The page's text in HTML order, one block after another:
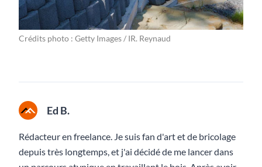
Crédits photo : Getty Images / IR. Reynaud
Ed B.
Rédacteur en freelance. Je suis fan d'art et de bricolage
depuis très longtemps, et j'ai décidé de me lancer dans